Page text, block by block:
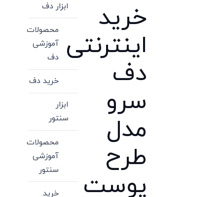
خرید
اینترنتی
دف
سرو
مدل
طرح
پوست
ابزار دف
محصولات
آموزشی
دف
خرید دف
ابزار
سنتور
محصولات
آموزشی
سنتور
خرید